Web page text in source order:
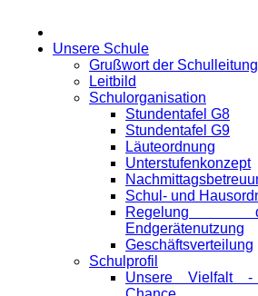
Unsere Schule
Grußwort der Schulleitung
Leitbild
Schulorganisation
Stundentafel G8
Stundentafel G9
Läuteordnung
Unterstufenkonzept
Schul- und
Regelung
Endgeräte­nutzung
Geschäftsverteilung
Schulprofil
Unsere Vielfalt